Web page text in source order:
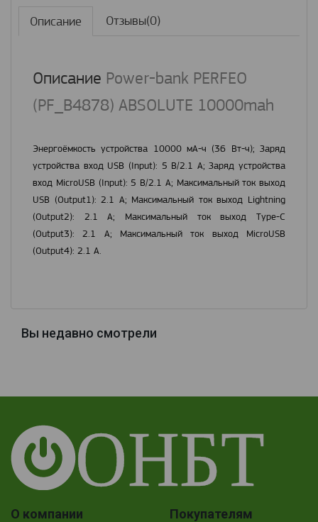
Описание Отзывы(0)
Описание Power-bank PERFEO
(PF_B4878) ABSOLUTE 10000mah
Энергоёмкость устройства 10000 мА-ч (36 Вт-ч); Заряд
устройства вход USB (Input): 5 В/2.1 А; Заряд устройства
вход MicroUSB (Input): 5 В/2.1 А; Максимальный ток выход
USB (Output1): 2.1 А; Максимальный ток выход Lightning
(Output2): 2.1 А; Максимальный ток выход Туре-C
(Output3): 2.1 А; Максимальный ток выход MicroUSB
(Output4): 2.1 А.
Вы недавно смотрели
О компании Покупателям